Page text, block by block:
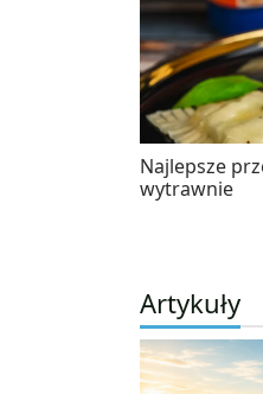
Najlepsze
wytrawnie
Artykuły